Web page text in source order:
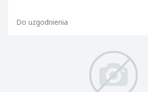
Do uzgodnienia